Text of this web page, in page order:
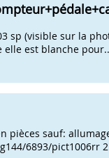
sp (visible sur la
est blanche
pièces sauf:
6893/pict1006rr